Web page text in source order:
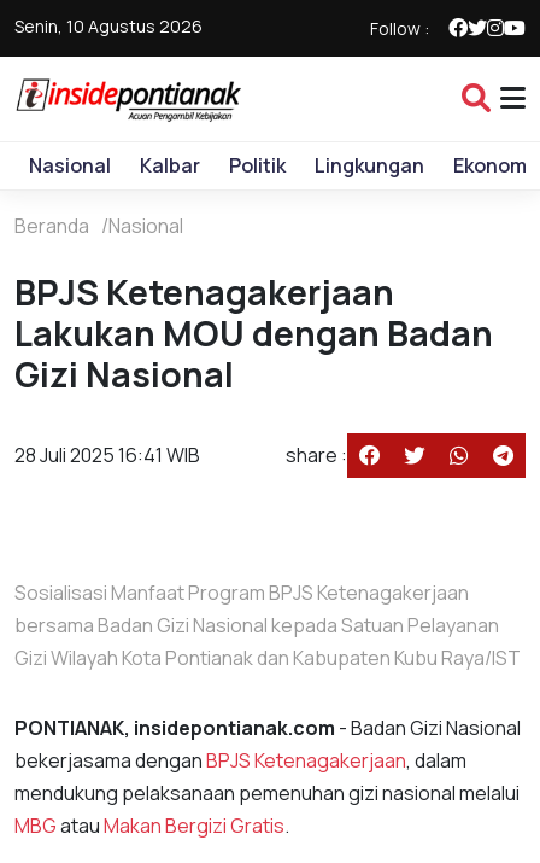
Senin, 10 Agustus 2026 Follow :
Nasional Kalbar Politik Lingkungan Ekonomi
Beranda Nasional
BPJS Ketenagakerjaan
Lakukan MOU dengan Badan
Gizi Nasional
28 Juli 2025 16:41 WIB share :
Sosialisasi Manfaat Program BPJS Ketenagakerjaan
bersama Badan Gizi Nasional kepada Satuan Pelayanan
Gizi Wilayah Kota Pontianak dan Kabupaten Kubu Raya/IST
PONTIANAK, insidepontianak.com - Badan Gizi Nasional
bekerjasama denganBPJS Ketenagakerjaan, dalam
mendukung pelaksanaan pemenuhan gizi nasional melalui
MBGatauMakan Bergizi Gratis.